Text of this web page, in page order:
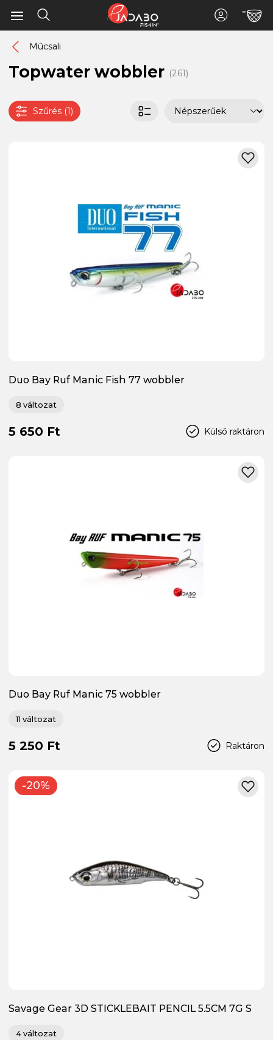
Műcsali
Topwater wobbler (261)
Szűrés (1)
Duo Bay Ruf Manic Fish 77 wobbler
8 változat
Külső raktáron
5 650 Ft
Duo Bay Ruf Manic 75 wobbler
11 változat
Raktáron
5 250 Ft
-20%
Savage Gear 3D STICKLEBAIT PENCIL 5.5CM 7G S
4 változat